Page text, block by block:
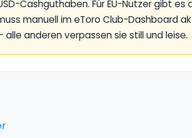
Cashguthaben. Für EU-Nutzer gibt es
manuell im eToro Club-Dashboard
anderen verpassen sie still und leise.